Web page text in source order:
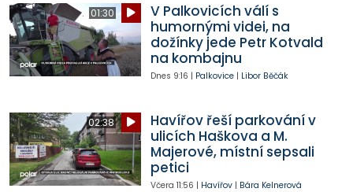
01:30
V Palkovicích válí s
humornými videi, na
dožínky jede Petr Kotvald
na kombajnu
Dnes 9:16 | Palkovice| Libor Běčák
02:38
Havířov řeší parkování v
ulicích Haškova a M.
Majerové, místní sepsali
petici
Včera 11:56 | Havířov| Bára Kelnerová